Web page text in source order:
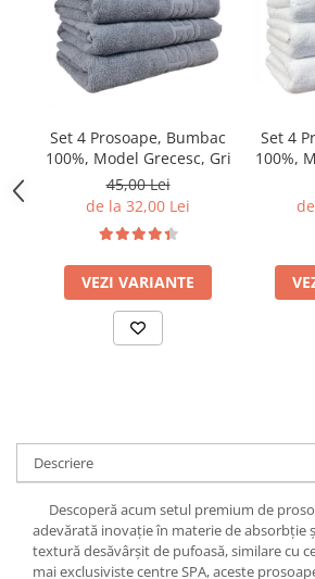
Set 4 Prosoape, Bumbac
100%, Model Grecesc, Gri
45,00 Lei
de la 32,00 Lei
VEZI VARIANTE
Set 4
100%,
Descriere
Descoperă acum setul premium de
adevărată inovație în materie de absorbție
textură desăvârșit de pufoasă, similare cu
mai exclusiviste centre SPA, aceste